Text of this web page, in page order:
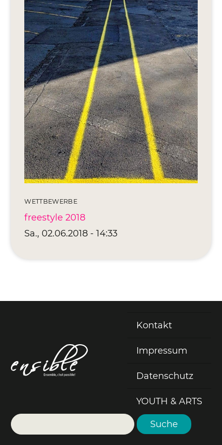
Editionen 2017–2021
FreeStyle 2021
FreeStyle 2020
FreeStyle 2019
FreeStyle 2018
FreeStyle 2017
Ateliers
WETTBEWERBE
freestyle 2018
Sa., 02.06.2018 - 14:33
Fußzeile
Kontakt
Impressum
Datenschutz
YOUTH & ARTS
Suche